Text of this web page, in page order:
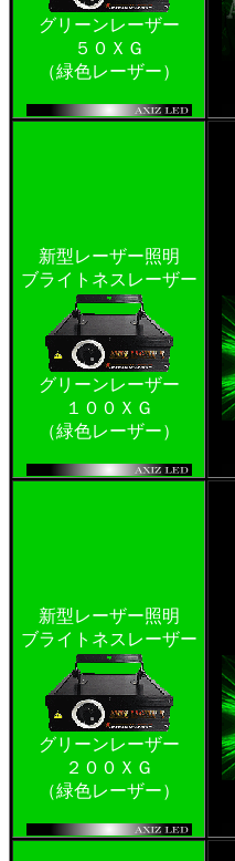
グリーンレーザー
５０ＸＧ
（緑色レーザー）
新型レーザー照明
ブライトネスレーザー
グリーンレーザー
１００ＸＧ
（緑色レーザー）
新型レーザー照明
ブライトネスレーザー
グリーンレーザー
２００ＸＧ
（緑色レーザー）